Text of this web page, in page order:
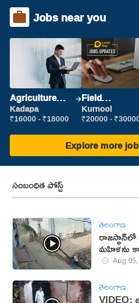
Jobs near you
Agriculture
Labour
Kadapa
₹16000 - ₹18000
Field
Marketing
Executive
Kurnool
₹20000 -
Explore more
సంబంధిత పోస్ట్
తెలంగాణ
రాజస్థాన్‌లో
మహిళను
Aug 05,
తెలంగాణ
VIDEO: